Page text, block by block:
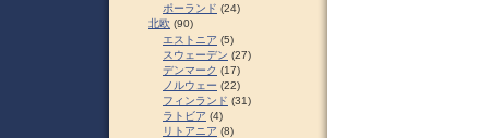
ポーランド (24)
北欧 (90)
エストニア (5)
スウェーデン (27)
デンマーク (17)
ノルウェー (22)
フィンランド (31)
ラトビア (4)
リトアニア (8)